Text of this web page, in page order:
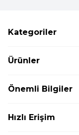
Kategoriler
Ürünler
Önemli Bilgiler
Hızlı Erişim